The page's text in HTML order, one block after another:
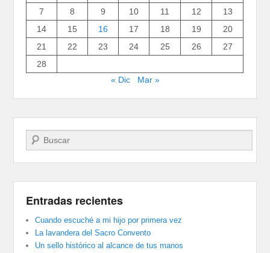
7
8 9 10 11 12
13
14
15 16 17 18 19
20
21
22 23 24 25 26
27
28
« Dic
Mar »
Buscar
Entradas recientes
Cuando escuché a mi hijo por primera vez
La lavandera del Sacro Convento
Un sello histórico al alcance de tus manos